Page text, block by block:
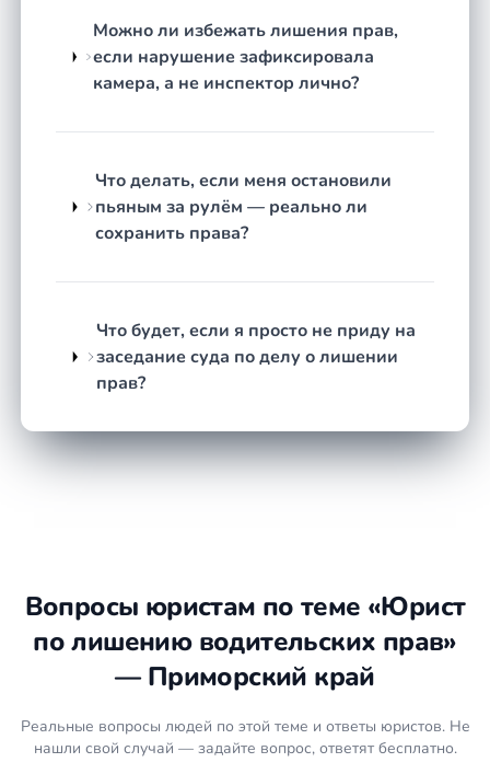
Честная оценка перспектив.
Юрист изучает
протокол, постановление и все имеющиеся
материалы. Говорит прямо: есть ли реальные
будет.
Разработка стратегии защиты.Если
перспективы есть — определяем, на чём
технические ошибки, недостаточность
Подготовка документов. Составляем жалобу,
ходатайства, запросы на истребование
доказательств — всё, что нужно для
Участие в суде.Юрист присутствует на
подавать жалобу в вышестоящий суд, и
действуем дальше.
Что подготовить
Протокол об административном
правонарушении (если есть на руках).
Можно ли избежать лишения прав,
если нарушение зафиксировала
камера, а не инспектор лично?
Что делать, если меня остановили
пьяным за рулём — реально ли
сохранить права?
Что будет, если я просто не приду на
заседание суда по делу о лишении
прав?
Вопросы юристам по теме «Юрист
по лишению водительских прав»
— Приморский край
Реальные вопросы людей по этой теме и ответы юристов. Не
нашли свой случай — задайте вопрос, ответят бесплатно.